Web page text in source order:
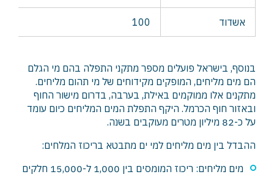
אשדוד 100
בנוסף, בישראל פועלים מספר מתקני התפלה בהם מי הגלם
הם מים מליחים, המופקים מקידוחים של מי תהום מליחים.
מתקנים אלו ממוקמים באילת, בערבה, בדרום מישור החוף
ובאזור חוף הכרמל. היקף התפלת המים המליחים כיום עומד
על כ-82 מיליון מטרים מעוקבים בשנה.
ההבדל בין מים מליחים למי ים מתבטא בריכוז המלחים:
מים מליחים: ריכוז המומסים בין 1,000 ל-15,000 חלקים